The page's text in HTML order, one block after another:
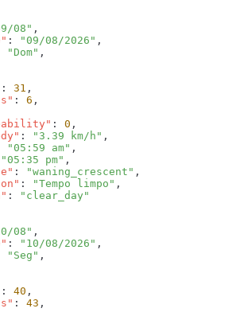
08"
: "09/08/2026"
"Dom"
: 31
: 6
: 0
: "3.39 km/h"
"05:59 am"
"05:35 pm"
: "waning_crescent"
: "Tempo limpo"
:
08"
: "10/08/2026"
"Seg"
: 40
: 43